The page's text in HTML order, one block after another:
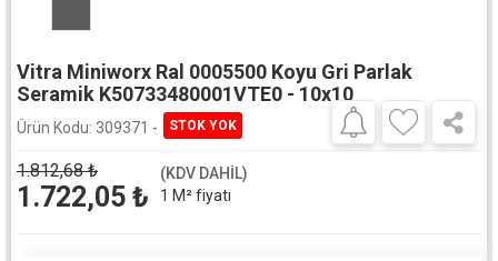
Vitra Miniworx Ral 0005500 Koyu Gri Parlak
Seramik K50733480001VTE0 - 10x10
Ürün Kodu: 309371 -
1.812,68₺
1.722,05 ₺
(KDV DAHİL)
1 M² fiyatı